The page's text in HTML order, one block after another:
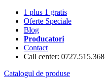
1 plus 1 gratis
Oferte Speciale
Blog
Producatori
Contact
Call center: 0727.515.368
Catalogul de produse